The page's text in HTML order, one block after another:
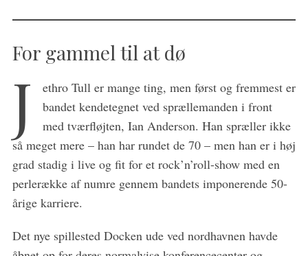
For gammel til at dø
J
ethro Tull er mange ting, men først og fremmest er
bandet kendetegnet ved sprællemanden i front
med tværfløjten, Ian Anderson. Han spræller ikke
så meget mere – han har rundet de 70 – men han er i høj
grad stadig i live og fit for et rock’n’roll-show med en
perlerække af numre gennem bandets imponerende 50-
årige karriere.
Det nye spillested Docken ude ved nordhavnen havde